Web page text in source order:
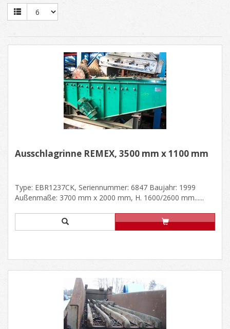
Ausschlagrinne REMEX, 3500 mm x 1100 mm
Type: EBR1237CK, Seriennummer: 6847 Baujahr: 1999
Außenmaße: 3700 mm x 2000 mm, H. 1600/2600 mm......